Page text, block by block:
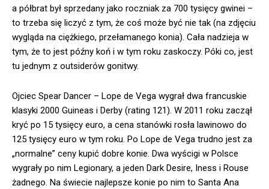
a półbrat był sprzedany jako roczniak za 700 tysięcy gwinei –
to trzeba się liczyć z tym, że coś może być nie tak (na zdjęciu
wygląda na ciężkiego, przełamanego konia). Cała nadzieja w
tym, że to jest późny koń i w tym roku zaskoczy. Póki co, jest
tu jednym z outsiderów gonitwy.
Ojciec Spear Dancer – Lope de Vega wygrał dwa francuskie
klasyki 2000 Guineas i Derby (rating 121). W 2011 roku zaczął
kryć po 15 tysięcy euro, a cena stanówki rosła lawinowo do
125 tysięcy euro w tym roku. Po Lope de Vega trudno jest za
„normalne” ceny kupić dobre konie. Dwa wyścigi w Polsce
wygrały po nim Legionary, a jeden Dark Desire, Iness i Rouse
żadnego. Na świecie najlepsze konie po nim to Santa Ana